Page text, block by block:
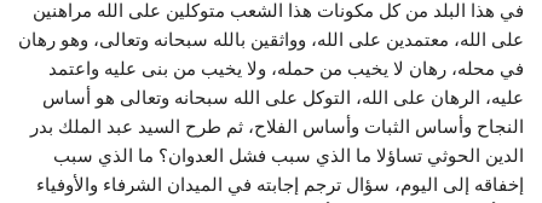
في هذا البلد من كل مكونات هذا الشعب متوكلين على الله مراهنين
على الله، معتمدين على الله، وواثقين بالله سبحانه وتعالى، وهو رهان
في محله، رهان لا يخيب من حمله، ولا يخيب من بنى عليه واعتمد
عليه، الرهان على الله، التوكل على الله سبحانه وتعالى هو أساس
النجاح وأساس الثبات وأساس الفلاح، ثم طرح السيد عبد الملك بدر
الدين الحوثي تساؤلا ما الذي سبب فشل العدوان؟ ما الذي سبب
إخفاقه إلى اليوم، سؤال ترجم إجابته في الميدان الشرفاء والأوفياء